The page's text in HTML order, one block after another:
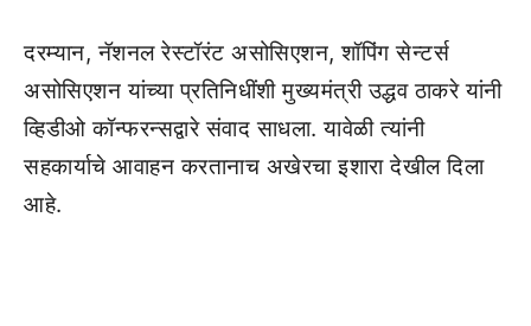
दरम्यान, नॅशनल रेस्टॉरंट असोसिएशन, शॉपिंग सेन्टर्स
असोसिएशन यांच्या प्रतिनिधींशी मुख्यमंत्री उद्धव ठाकरे यांनी
व्हिडीओ कॉन्फरन्सद्वारे संवाद साधला. यावेळी त्यांनी
सहकार्याचे आवाहन करतानाच अखेरचा इशारा देखील दिला
आहे.